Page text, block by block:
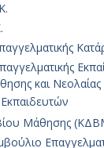
και Νεολαίας
Μάθησης